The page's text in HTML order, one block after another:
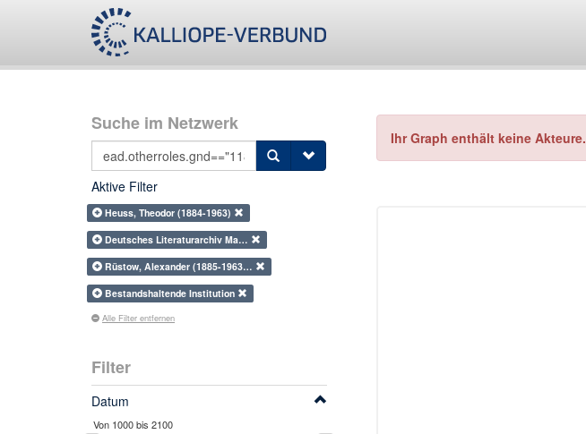
Suche im Netzwerk
Aktive Filter
Heuss, Theodor (1884-1963)
Deutsches Literaturarchiv Ma…
Rüstow, Alexander (1885-1963…
Bestandshaltende Institution
Alle Filter entfernen
Filter
Datum
Ihr Graph enthält keine Akteure.